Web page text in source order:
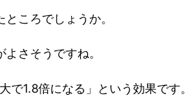
ころでしょうか。
さそうですね。
1.8倍になる」という効果です。